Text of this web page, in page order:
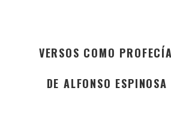
VERSOS COMO
DE ALFONSO ESPINOSA